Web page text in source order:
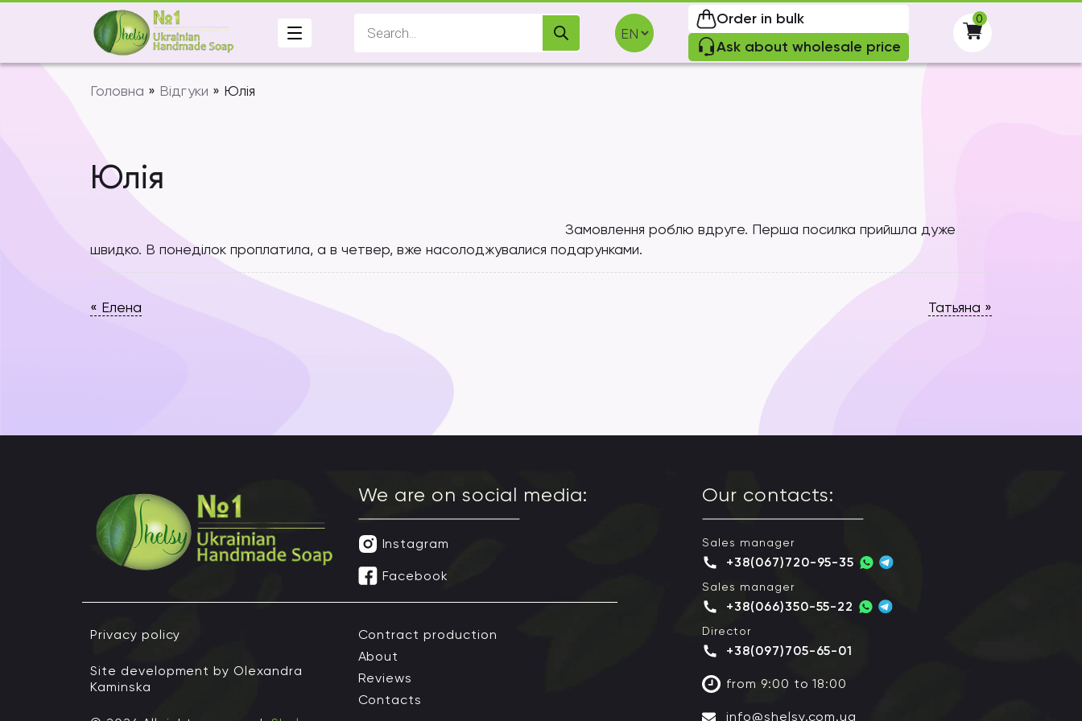
search
Order in bulk
Ask about wholesale price
0
-
Головна » Відгуки » Юлія
Юлія
Замовлення роблю вдруге. Перша посилка прийшла дуже
швидко. В понеділок проплатила, а в четвер, вже насолоджувалися подарунками.
Post
« Елена Татьяна »
We are on social media:
Instagram
Facebook
Privacy policy
Site development by Olexandra
Kaminska
Contract production
About
Reviews
Contacts
Our contacts:
Sales manager
+38(067)720-95-35
Sales manager
+38(066)350-55-22
Director
+38(097)705-65-01
from 9:00 to 18:00
info@shelsy.com.ua